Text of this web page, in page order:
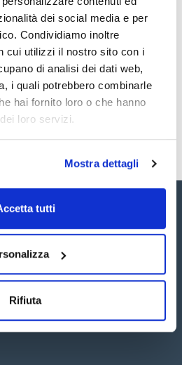
dei social media e per
Condividiamo inoltre
cui utilizzi il nostro sito con i
di analisi dei dati web,
i quali potrebbero combinarle
hai fornito loro o che hanno
loro servizi.
Mostra dettagli
tutti
Rifiuta
ed è abbastanza forte per tutte
Include comodi controlli
COA
Seguici: